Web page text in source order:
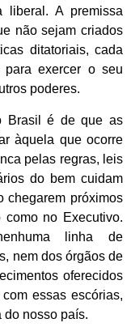
liberal. A premissa
não sejam criados
ditatoriais, cada
para exercer o seu
poderes.
Brasil é de que as
àquela que ocorre
pelas regras, leis
do bem cuidam
chegarem próximos
no Executivo.
linha de
nem dos órgãos de
oferecidos
essas escórias,
do nosso país.